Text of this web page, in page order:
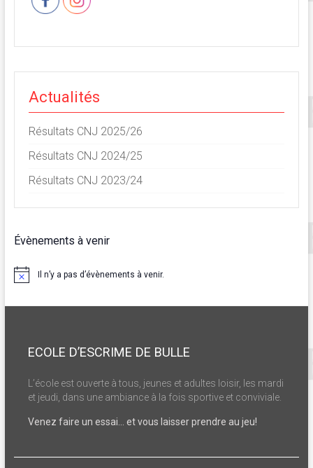
Actualités
Résultats CNJ 2025/26
Résultats CNJ 2024/25
Résultats CNJ 2023/24
Évènements à venir
Il n’y a pas d’évènements à venir.
ECOLE D’ESCRIME DE BULLE
L’école est ouverte à tous, jeunes et adultes loisir, les mardi
et jeudi, dans une ambiance à la fois sportive et conviviale.
Venez faire un essai… et vous laisser prendre au jeu!